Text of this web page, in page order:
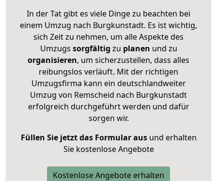
In der Tat gibt es viele Dinge zu beachten bei
einem Umzug nach Burgkunstadt. Es ist wichtig,
sich Zeit zu nehmen, um alle Aspekte des
Umzugs sorgfältig zu planen und zu
organisieren, um sicherzustellen, dass alles
reibungslos verläuft. Mit der richtigen
Umzugsfirma kann ein deutschlandweiter
Umzug von Remscheid nach Burgkunstadt
erfolgreich durchgeführt werden und dafür
sorgen wir.
Füllen Sie jetzt das Formular ausund erhalten
Sie kostenlose Angebote
Kostenlose Angebote erhalten